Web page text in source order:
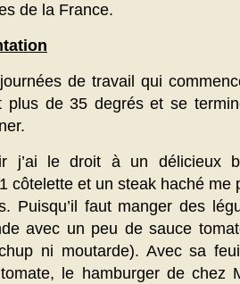
de la France.
de travail qui
plus de 35 degrés et se
j’ai le droit à un délicieux
côtelette et un steak haché me
Puisqu’il faut manger des
avec un peu de sauce
ni moutarde). Avec sa
le hamburger de chez